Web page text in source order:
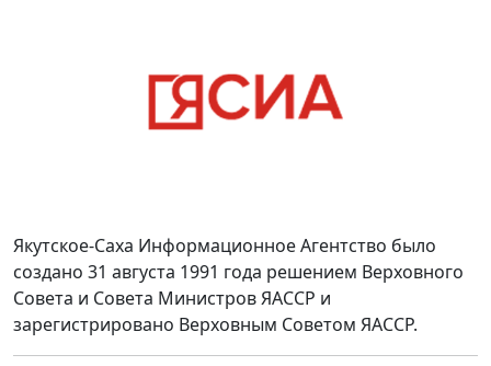
Якутское-Саха Информационное Агентство было
создано 31 августа 1991 года решением Верховного
Совета и Совета Министров ЯАССР и
зарегистрировано Верховным Советом ЯАССР.